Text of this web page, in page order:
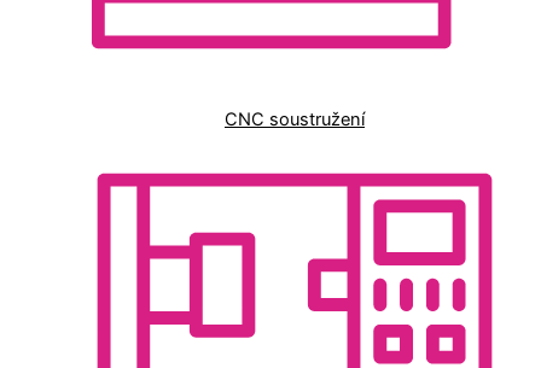
CNC soustružení